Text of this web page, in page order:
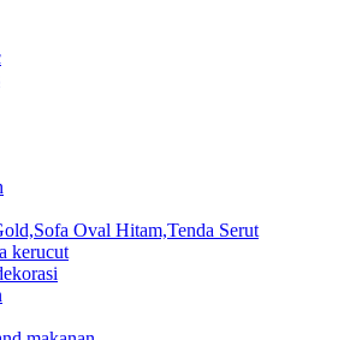
Oval Hitam,Tenda Serut
kerucut